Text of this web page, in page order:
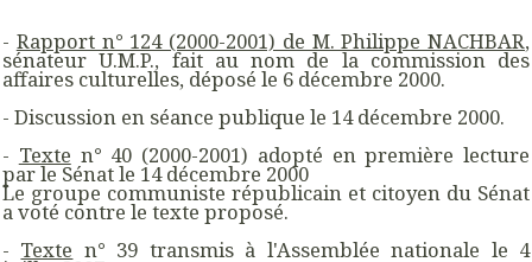
- Rapport n° 124 (2000-2001) de M. Philippe NACHBAR,
sénateur U.M.P., fait au nom de la commission des
affaires culturelles, déposé le 6 décembre 2000.
- Discussion en séance publique le 14 décembre 2000.
- Texte n° 40 (2000-2001) adopté en première lecture
par le Sénat le 14 décembre 2000
Le groupe communiste républicain et citoyen du Sénat
a voté contre le texte proposé.
- Texte n° 39 transmis à l'Assemblée nationale le 4